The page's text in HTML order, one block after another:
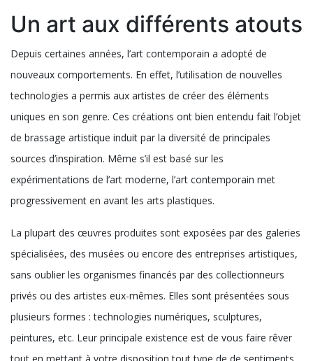
impressionnistes entre 1850 et 1945. En ce sens, toutes les
mondiale sont ainsi considérées comme de l’art contemporain.
Parmi les œuvres les plus remarquables, on peut citer, entre
autres, l’art conceptuel, le Pop art, le Fluxus ou encore l’art
vidéo. Depuis, l’art contemporain a connu une révolution
exceptionnelle qui est manifestement marquée par le renouveau
stylistique. Décryptage.
Un art aux différents atouts
Depuis certaines années, l’art contemporain a adopté de
nouveaux comportements. En effet, l’utilisation de nouvelles
technologies a permis aux artistes de créer des éléments
uniques en son genre. Ces créations ont bien entendu fait l’objet
de brassage artistique induit par la diversité de principales
sources d’inspiration. Même s’il est basé sur les